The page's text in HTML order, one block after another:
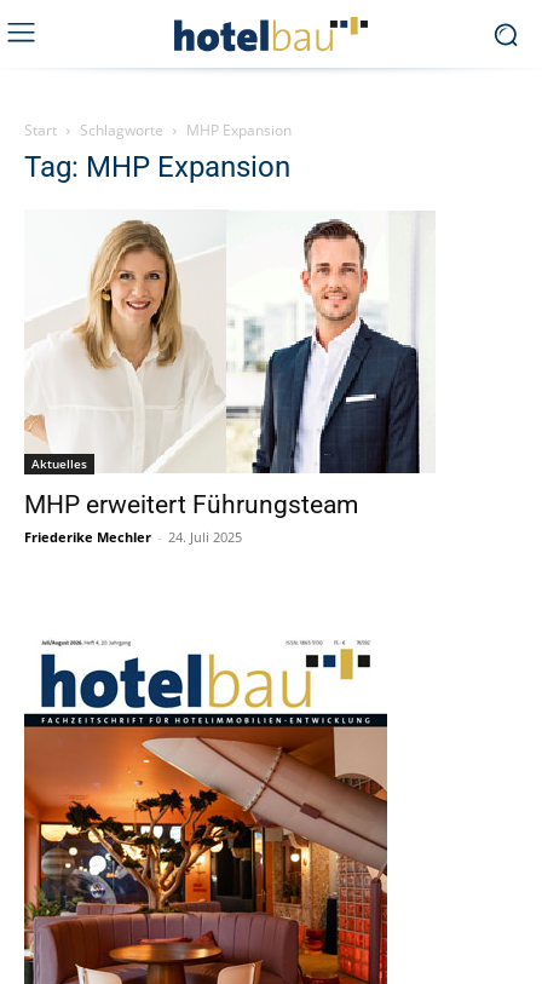
Start Schlagworte MHP Expansion
Tag: MHP Expansion
Aktuelles
MHP erweitert Führungsteam
Friederike Mechler - 24. Juli 2025